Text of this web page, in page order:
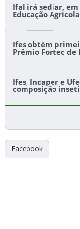
Ifal irá sediar, em
Educação
Ifes obtém
Prêmio Fortec de
Ifes, Incaper e
composição
Facebook